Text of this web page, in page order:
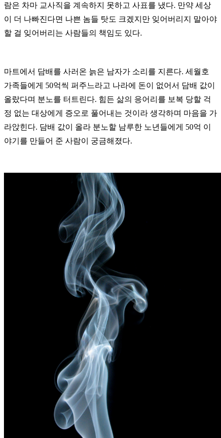
람은 차마 교사직을 계속하지 못하고 사표를 냈다. 만약 세상
이 더 나빠진다면 나쁜 놈들 탓도 크겠지만 잊어버리지 말아야
할 걸 잊어버리는 사람들의 책임도 있다.
마트에서 담배를 사러온 늙은 남자가 소리를 지른다. 세월호
가족들에게 50억씩 퍼주느라고 나라에 돈이 없어서 담배 값이
올랐다며 분노를 터트린다. 힘든 삶의 응어리를 보복 당할 걱
정 없는 대상에게 증오로 풀어내는 것이라 생각하며 마음을 가
라앉힌다. 담배 값이 올라 분노할 남루한 노년들에게 50억 이
야기를 만들어 준 사람이 궁금해졌다.